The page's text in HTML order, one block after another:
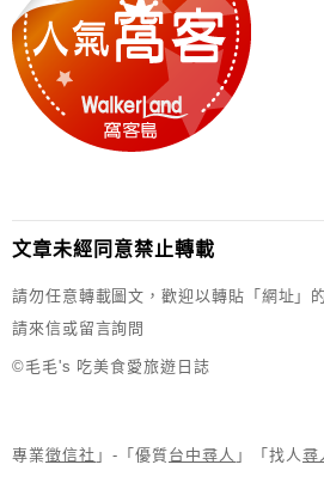
文章未經同意禁止轉載
請勿任意轉載圖文，歡迎以轉貼「網址」
請來信或留言詢問
©毛毛's 吃美食愛旅遊日誌
專業徵信社 」-「優質台中尋人 」「找人 尋